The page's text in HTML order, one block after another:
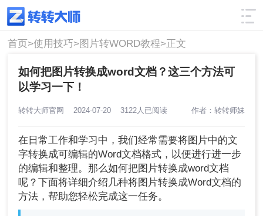
使用技巧 筛选
首页>使用技巧>图片转WORD教程>正文
如何把图片转换成word文档？这三个方法可
以学习一下！
转转大师官网 2024-07-20 3122人已阅读 作者：转转师妹
在日常工作和学习中，我们经常需要将图片中的文
字转换成可编辑的Word文档格式，以便进行进一步
的编辑和整理。那么如何把图片转换成word文档
呢？下面将详细介绍几种将图片转换成Word文档的
方法，帮助您轻松完成这一任务。